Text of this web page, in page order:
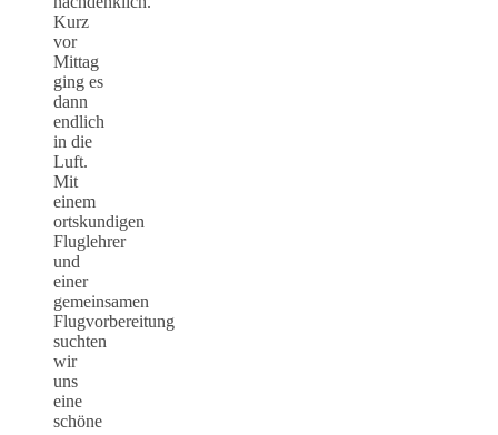
Kurz
vor
Mittag
ging es
dann
endlich
in die
Luft.
Mit
einem
ortskundigen
Fluglehrer
und
einer
gemeinsamen
Flugvorbereitung
suchten
wir
uns
eine
schöne